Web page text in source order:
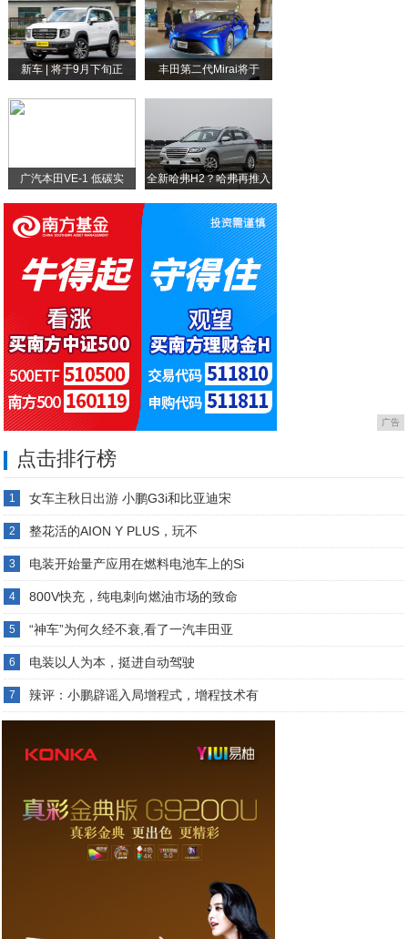
安心出行：全新林肯航海家智能辅助系统和高
林肯航海家——引人瞩目的灯光设计
全新一代林肯航海家：豪华与科技的完美结合
新车 | 将于9月下旬正 丰田第二代Mirai将于
广汽本田VE-1 低碳实 全新哈弗H2？哈弗再推入
广告
点击排行榜
1 女车主秋日出游 小鹏G3i和比亚迪宋
2 整花活的AION Y PLUS，玩不
3 电装开始量产应用在燃料电池车上的Si
4 800V快充，纯电刺向燃油市场的致命
5 “神车”为何久经不衰,看了一汽丰田亚
6 电装以人为本，挺进自动驾驶
7 辣评：小鹏辟谣入局增程式，增程技术有